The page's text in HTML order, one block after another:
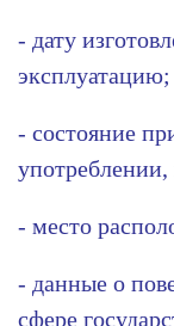
- дату
эксплуатацию;
- состояние
- место
- данные о
сфере